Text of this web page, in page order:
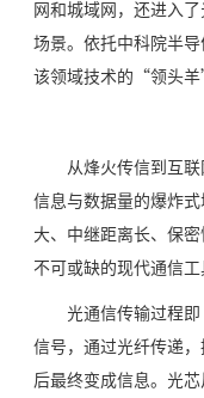
网和城域网，还进入
场景。依托中科院半
该领域技术的“领头羊
从烽火传信到互
信息与数据量的爆炸
大、中继距离长、保
不可或缺的现代通信工
光通信传输过程
信号，通过光纤传递
后最终变成信息。光